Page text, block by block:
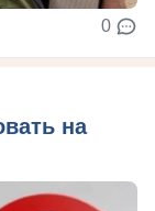
0
на